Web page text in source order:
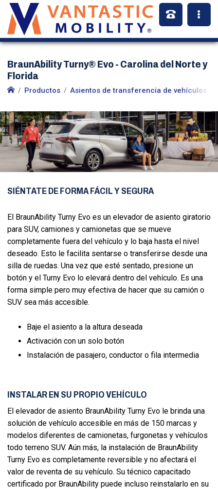
BraunAbility Turny® Evo - Carolina del Norte y
Florida
Productos Asientos de transferencia de vehículos
SIÉNTATE DE FORMA FÁCIL Y SEGURA
El BraunAbility Turny Evo es un elevador de asiento giratorio
para SUV, camiones y camionetas que se mueve
completamente fuera del vehículo y lo baja hasta el nivel
deseado. Esto le facilita sentarse o transferirse desde una
silla de ruedas. Una vez que esté sentado, presione un
botón y el Turny Evo lo elevará dentro del vehículo. Es una
forma simple pero muy efectiva de hacer que su camión o
SUV sea más accesible.
Baje el asiento a la altura deseada
Activación con un solo botón
Instalación de pasajero, conductor o fila intermedia
INSTALAR EN SU PROPIO VEHÍCULO
El elevador de asiento BraunAbility Turny Evo le brinda una
solución de vehículo accesible en más de 150 marcas y
modelos diferentes de camionetas, furgonetas y vehículos
todo terreno SUV. Aún más, la instalación de BraunAbility
Turny Evo es completamente reversible y no afectará el
valor de reventa de su vehículo. Su técnico capacitado
certificado por BraunAbility puede incluso reinstalarlo en su